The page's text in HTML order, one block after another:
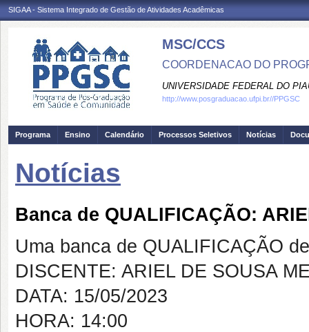
SIGAA - Sistema Integrado de Gestão de Atividades Acadêmicas
MSC/CCS
COORDENACAO DO
UNIVERSIDADE FEDERAL DO
http://www.posgraduacao.ufpi.br//PPGSC
Programa Ensino Calendário Processos Seletivos Notícias
Notícias
Banca de QUALIFICAÇÃO:
Uma banca de QUALIFICAÇÃO
DISCENTE: ARIEL DE SOUSA
DATA: 15/05/2023
HORA: 14:00